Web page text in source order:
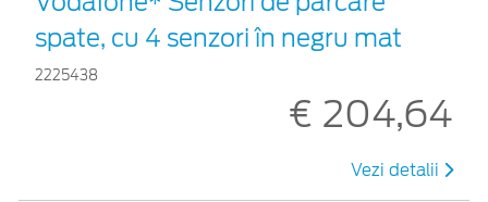
spate, cu 4 senzori în negru mat
2225438
€ 204,64
Vezi detalii